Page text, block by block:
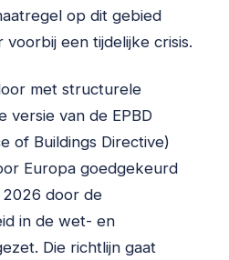
op dit gebied
een tijdelijke crisis.
met structurele
versie van de EPBD
of Buildings Directive)
Europa goedgekeurd
door de
in de wet- en
Die richtlijn gaat